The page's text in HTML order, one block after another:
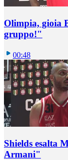
Olimpia, gioia
gruppo!"
00:48
Shields esalta
Armani"